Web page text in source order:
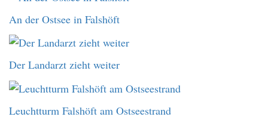
An der Ostsee in Falshöft
Der Landarzt zieht weiter
Leuchtturm Falshöft am Ostseestrand